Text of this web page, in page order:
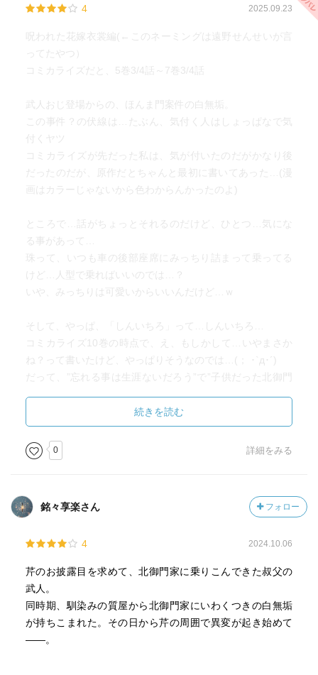
4 2025.09.23
呪われた花嫁衣裳編(←このネーミングは遠野せんせいが言
ってたやつ）
コミカライズだと、5巻3/4話～7巻3/4話
武人おじ登場からの、ほんま門案件の白無垢。
この事件？の伏線は…たぶん、気付く人はしょっぱなで気
付くヤツ
コミカライズが先だった私は、気が付いたのだがかなり後
だったのだが、原作だとちゃんと最初に書いてあった…(漫
画はカラーじゃないから色わからんかったのよ)
ところで…話がちょっとそれるのだけど、ひとつ…気にな
る事があって…
珠って、いつも車の後部座席にみっちり詰まって乗ってる
けど…人型で乗ればいいのでは…？
いや、みっちりは可愛いからいいんだけど…ｗ
そして、やっぱ、「しんいちろ」って…しんいちろ…
コミカライズ10巻の時点で、え、もしかして…いやまさか
ね？って書いたけど、やっぱりそうなのでは…(； ･`д･´)
だって、”忘れる事は生涯ないだろう”で”子供だった北御門
武人おじはマジ好きｗｗｗｗ
確かにノンデリだけど、わかりやすい説明すぎるｗｗｗ
そして、なにより、頼もしい！のに式神に弱いｗ（ギャッ
やっぱ北御門家の人々みんな最高だな？（史緒佳も好き）
お試し版で日向夏せんせいのやつが入ってた
うん、謎解きの流れといい、キャラといい…めちゃくちゃ
日向夏せんせい～って感じ（あたりまえだろ）
続きを読む
0 詳細をみる
銘々享楽さん フォロー
4 2024.10.06
芹のお披露目を求めて、北御門家に乗りこんできた叔父の
武人。
同時期、馴染みの質屋から北御門家にいわくつきの白無垢
が持ちこまれた。その日から芹の周囲で異変が起き始めて
――。